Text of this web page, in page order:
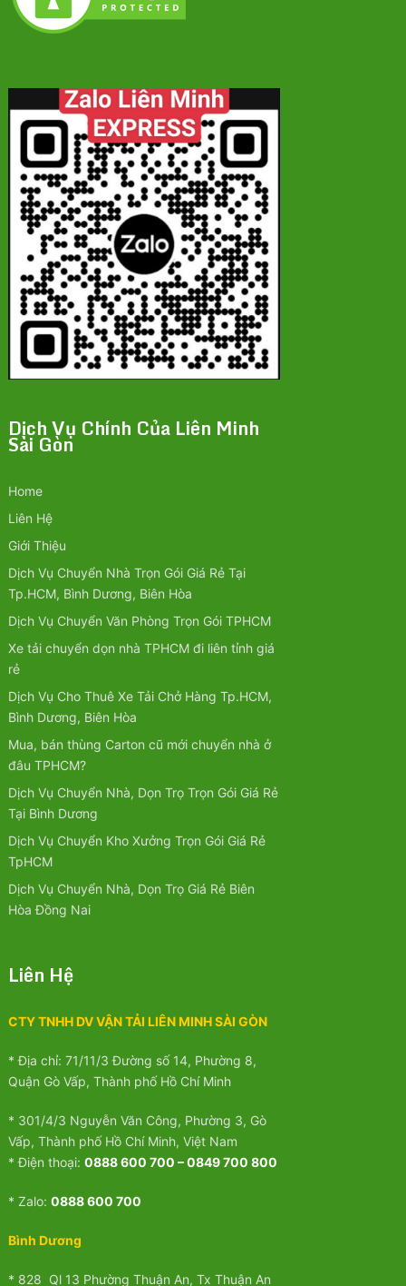
Dịch Vụ Chính Của Liên Minh
Sài Gòn
Home
Liên Hệ
Giới Thiệu
Dịch Vụ Chuyển Nhà Trọn Gói Giá Rẻ Tại
Tp.HCM, Bình Dương, Biên Hòa
Dịch Vụ Chuyển Văn Phòng Trọn Gói TPHCM
Xe tải chuyển dọn nhà TPHCM đi liên tỉnh giá
rẻ
Dịch Vụ Cho Thuê Xe Tải Chở Hàng Tp.HCM,
Bình Dương, Biên Hòa
Mua, bán thùng Carton cũ mới chuyển nhà ở
đâu TPHCM?
Dịch Vụ Chuyển Nhà, Dọn Trọ Trọn Gói Giá Rẻ
Tại Bình Dương
Dịch Vụ Chuyển Kho Xưởng Trọn Gói Giá Rẻ
TpHCM
Dịch Vụ Chuyển Nhà, Dọn Trọ Giá Rẻ Biên
Hòa Đồng Nai
Liên Hệ
CTY TNHH DV VẬN TẢI LIÊN MINH SÀI GÒN
* Địa chỉ: 71/11/3 Đường số 14, Phường 8,
Quận Gò Vấp, Thành phố Hồ Chí Minh
* 301/4/3 Nguyễn Văn Công, Phường 3, Gò
Vấp, Thành phố Hồ Chí Minh, Việt Nam
* Điện thoại: 0888 600 700 – 0849 700 800
* Zalo: 0888 600 700
Bình Dương
* 828 Ql 13 Phường Thuận An, Tx Thuận An